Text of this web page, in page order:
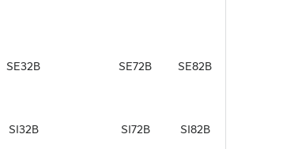
SE32B SE72B SE82B
SI32B SI72B SI82B